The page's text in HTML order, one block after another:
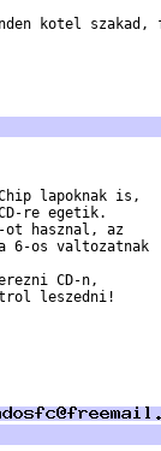
kotel szakad,
lapoknak is,
re egetik.
ot hasznal, az
6-os valtozatnak
CD-n,
leszedni!